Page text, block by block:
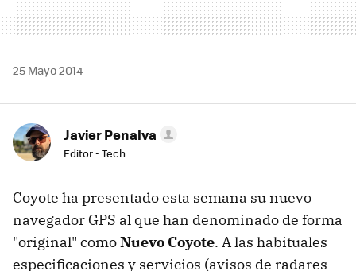
25 Mayo 2014
Javier Penalva
Editor - Tech
Coyote ha presentado esta semana su nuevo
navegador GPS al que han denominado de forma
"original" comoNuevo Coyote. A las habituales
especificaciones y servicios (avisos de radares